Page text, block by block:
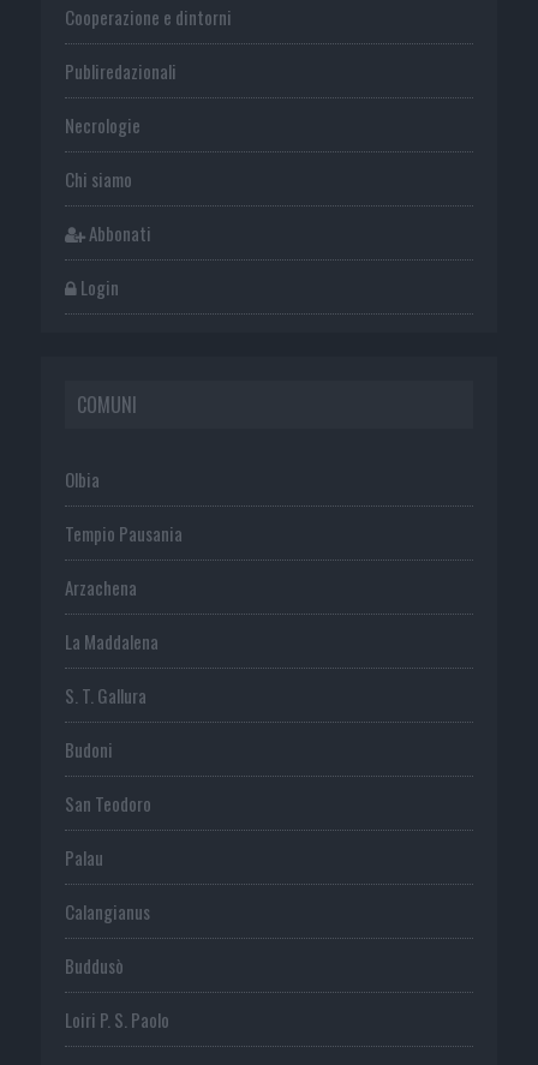
Cooperazione e dintorni
Publiredazionali
Necrologie
Chi siamo
Abbonati
Login
COMUNI
Olbia
Tempio Pausania
Arzachena
La Maddalena
S. T. Gallura
Budoni
San Teodoro
Palau
Calangianus
Buddusò
Loiri P. S. Paolo